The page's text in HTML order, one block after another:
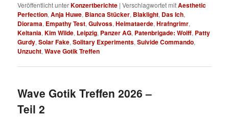
Veröffentlicht unterKonzertberichte |Verschlagwortet mitAesthetic
Perfection,Anja Huwe, Bianca Stücker, Blaklight, Das Ich,
Diorama, Empathy Test,Gulvoss,Heimataerde,Hrafngrimr,
Keltania,Kim Wilde, Leipzig, Panzer AG, Patenbrigade: Wolff, Patty
Gurdy,Solar Fake,Solitary Experiments,Suivide Commando,
Unzucht,Wave Gotik Treffen
Wave Gotik Treffen 2026 –
Teil 2